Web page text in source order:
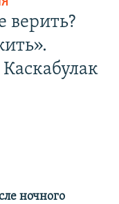
верить?
ночного